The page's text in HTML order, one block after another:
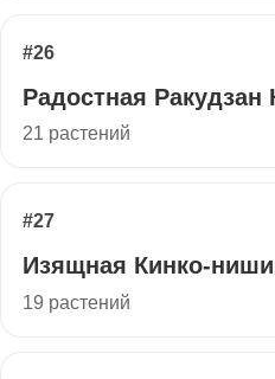
#26
Радостная Ракудзан
21 растений
#27
Изящная Кинко-
19 растений